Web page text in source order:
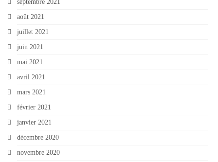
septembre 2021
août 2021
juillet 2021
juin 2021
mai 2021
avril 2021
mars 2021
février 2021
janvier 2021
décembre 2020
novembre 2020